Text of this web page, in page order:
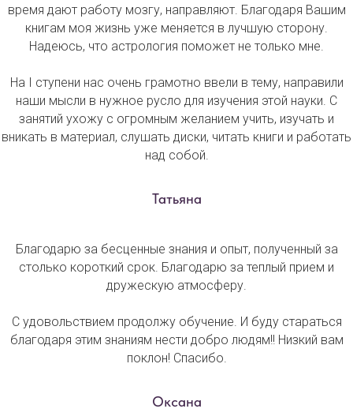
время дают работу мозгу, направляют. Благодаря Вашим
книгам моя жизнь уже меняется в лучшую сторону.
Надеюсь, что астрология поможет не только мне.
На I ступени нас очень грамотно ввели в тему, направили
наши мысли в нужное русло для изучения этой науки. С
занятий ухожу с огромным желанием учить, изучать и
вникать в материал, слушать диски, читать книги и работать
над собой.
Татьяна
Благодарю за бесценные знания и опыт, полученный за
столько короткий срок. Благодарю за теплый прием и
дружескую атмосферу.
С удовольствием продолжу обучение. И буду стараться
благодаря этим знаниям нести добро людям!! Низкий вам
поклон! Спасибо.
Оксана